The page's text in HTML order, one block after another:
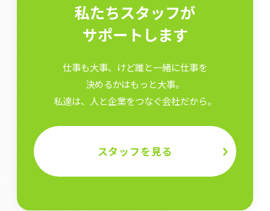
私たちスタッフが
サポートします
仕事も大事、けど誰と一緒に仕事を
決めるかはもっと大事。
私達は、人と企業をつなぐ会社だから。
スタッフを見る